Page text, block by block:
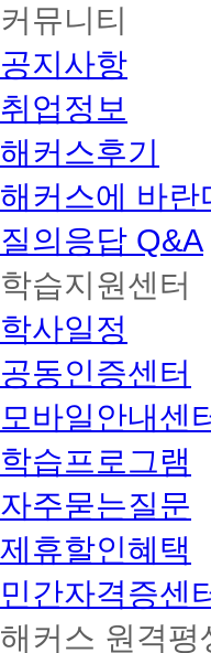
커뮤니티
공지사항
취업정보
해커스후기
해커스에 바란
질의응답 Q&A
학습지원센터
학사일정
공동인증센터
모바일안내센
학습프로그램
자주묻는질문
제휴할인혜택
민간자격증센
해커스 원격